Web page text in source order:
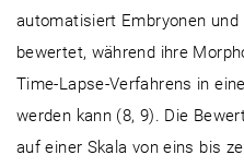
automatisiert Embryonen
bewertet, während ihre
Time-Lapse-Verfahrens in
werden kann (8, 9). Die
auf einer Skala von eins bis